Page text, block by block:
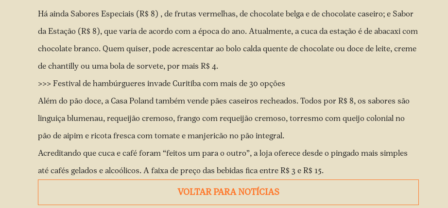
Há ainda Sabores Especiais (R$ 8) , de frutas vermelhas, de chocolate belga e de chocolate caseiro; e Sabor
da Estação (R$ 8), que varia de acordo com a época do ano. Atualmente, a cuca da estação é de abacaxi com
chocolate branco. Quem quiser, pode acrescentar ao bolo calda quente de chocolate ou doce de leite, creme
de chantilly ou uma bola de sorvete, por mais R$ 4.
>>> Festival de hambúrgueres invade Curitiba com mais de 30 opções
Além do pão doce, a Casa Poland também vende pães caseiros recheados. Todos por R$ 8, os sabores são
linguiça blumenau, requeijão cremoso, frango com requeijão cremoso, torresmo com queijo colonial no
pão de aipim e ricota fresca com tomate e manjericão no pão integral.
Acreditando que cuca e café foram “feitos um para o outro”, a loja oferece desde o pingado mais simples
até cafés gelados e alcoólicos. A faixa de preço das bebidas fica entre R$ 3 e R$ 15.
VOLTAR PARA NOTÍCIAS